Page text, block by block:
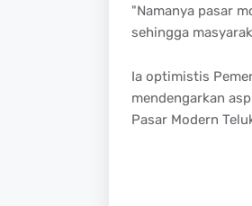
"Namanya pasar
sehingga
Ia optimistis
mendengarkan
Pasar Modern